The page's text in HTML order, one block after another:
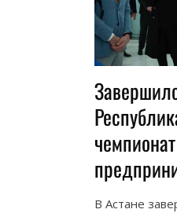
В Астане